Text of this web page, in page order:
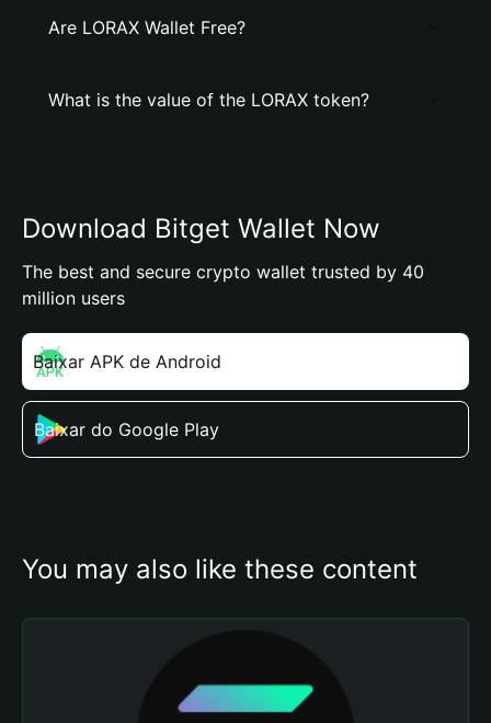
Are LORAX Wallet Free?
What is the value of the LORAX token?
Download Bitget Wallet Now
The best and secure crypto wallet trusted by 40
million users
Baixar APK de Android
Baixar do Google Play
You may also like these content